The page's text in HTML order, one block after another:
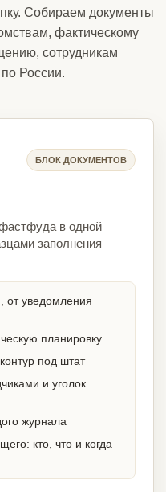
Собираем документы
фактическому
сотрудникам
России.
БЛОК ДОКУМЕНТОВ
в одной
заполнения
от уведомления
планировку
под штат
и уголок
журнала
кто, что и когда